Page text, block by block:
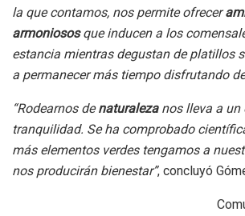
la que contamos, nos permite ofrecer
armoniososque inducen a los
estancia mientras degustan de platillos
a permanecer más tiempo disfrutando
“Rodearnos denaturalezanos lleva a un
tranquilidad. Se ha comprobado
más elementos verdes tengamos a
nos producirán bienestar”, concluyó